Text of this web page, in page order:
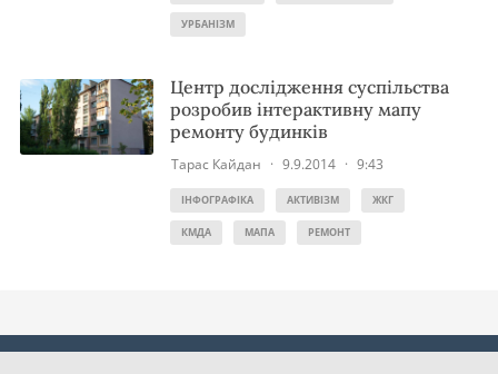
УРБАНІЗМ
Центр дослідження суспільства
розробив інтерактивну мапу
ремонту будинків
Тарас Кайдан · 9.9.2014 · 9:43
ІНФОГРАФІКА АКТИВІЗМ ЖКГ
КМДА МАПА РЕМОНТ